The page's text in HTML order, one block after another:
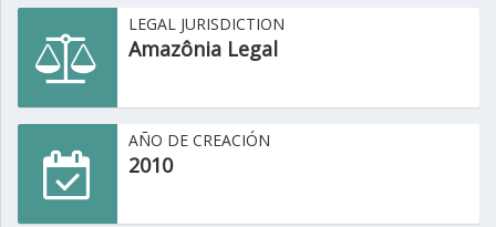
LEGAL JURISDICTION
Amazônia Legal
AÑO DE CREACIÓN
2010